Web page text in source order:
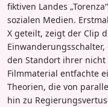
fiktiven Landes
sozialen Medien.
X geteilt, zeigt der Clip
den Standort ihrer nicht
Filmmaterial entfachte
Theorien, die von
hin zu